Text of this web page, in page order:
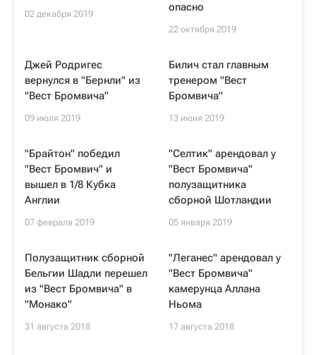
02 декабря 2019
опасно
22 октября 2019
Джей Родригес
вернулся в "Бернли" из
"Вест Бромвича"
09 июля 2019
Билич стал главным
тренером "Вест
Бромвича"
13 июня 2019
"Брайтон" победил
"Вест Бромвич" и
вышел в 1/8 Кубка
Англии
07 февраля 2019
"Селтик" арендовал у
"Вест Бромвича"
полузащитника
сборной Шотландии
05 января 2019
Полузащитник сборной
Бельгии Шадли перешел
из "Вест Бромвича" в
"Монако"
31 августа 2018
"Леганес" арендовал у
"Вест Бромвича"
камерунца Аллана
Ньома
17 августа 2018